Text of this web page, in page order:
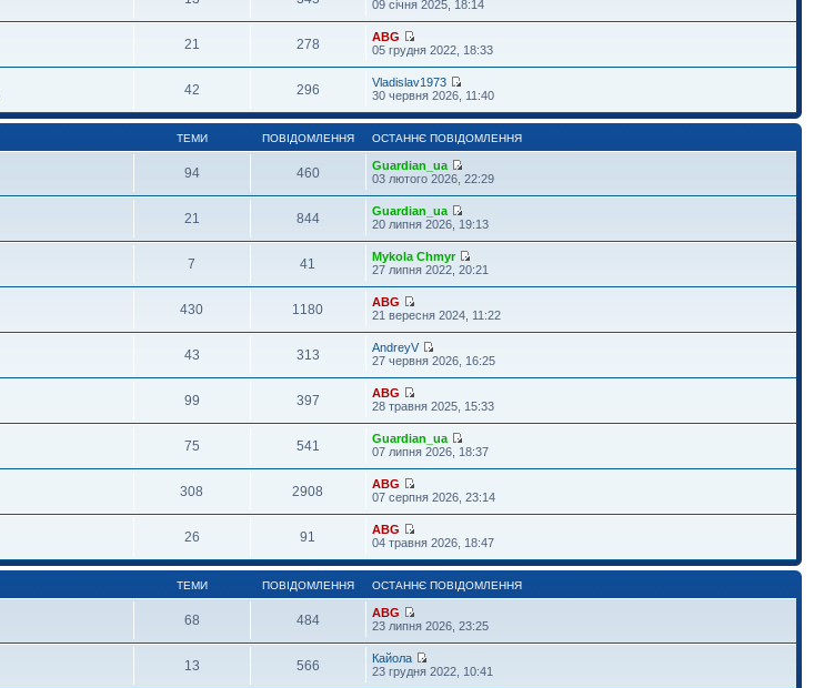
09 січня 2025, 18:14
21 278
ABG
05 грудня 2022, 18:33
42 296
Vladislav1973
30 червня 2026, 11:40
ТЕМИ ПОВІДОМЛЕННЯ ОСТАННЄ ПОВІДОМЛЕННЯ
94 460
Guardian_ua
03 лютого 2026, 22:29
21 844
Guardian_ua
20 липня 2026, 19:13
7 41
Mykola Chmyr
27 липня 2022, 20:21
430 1180
ABG
21 вересня 2024, 11:22
43 313
AndreyV
27 червня 2026, 16:25
99 397
ABG
28 травня 2025, 15:33
75 541
Guardian_ua
07 липня 2026, 18:37
308 2908
ABG
07 серпня 2026, 23:14
26 91
ABG
04 травня 2026, 18:47
ТЕМИ ПОВІДОМЛЕННЯ ОСТАННЄ ПОВІДОМЛЕННЯ
68 484
ABG
23 липня 2026, 23:25
13 566
Кайола
23 грудня 2022, 10:41